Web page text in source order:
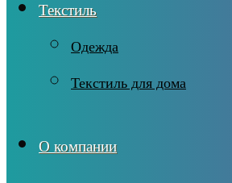
Текстиль
Одежда
Текстиль для дома
О компании